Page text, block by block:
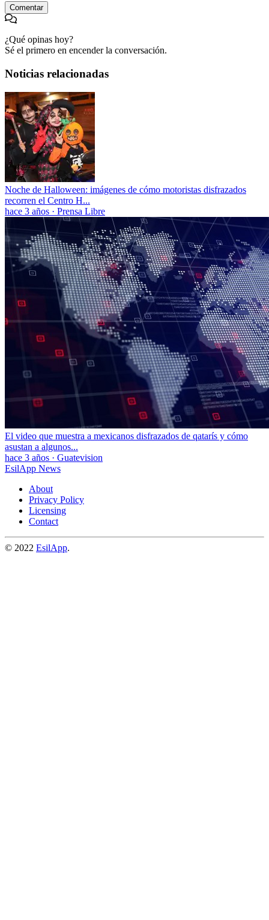
Comentar
¿Qué opinas hoy?
Sé el primero en encender la conversación.
Noticias relacionadas
Noche de Halloween: imágenes de cómo motoristas disfrazados
recorren el Centro H...
hace 3 años · Prensa Libre
El video que muestra a mexicanos disfrazados de qatarís y cómo
asustan a algunos...
hace 3 años · Guatevision
EsilApp News
About
Privacy Policy
Licensing
Contact
© 2022 EsilApp.